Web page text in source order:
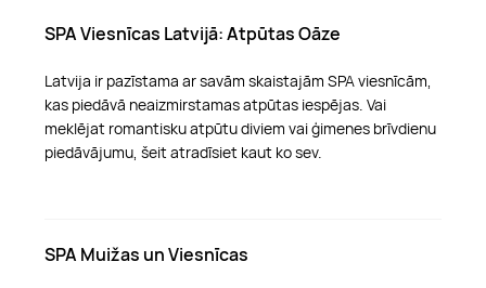
SPA Viesnīcas Latvijā: Atpūtas Oāze
Latvija ir pazīstama ar savām skaistajām SPA viesnīcām,
kas piedāvā neaizmirstamas atpūtas iespējas. Vai
meklējat romantisku atpūtu diviem vai ģimenes brīvdienu
piedāvājumu, šeit atradīsiet kaut ko sev.
SPA Muižas un Viesnīcas